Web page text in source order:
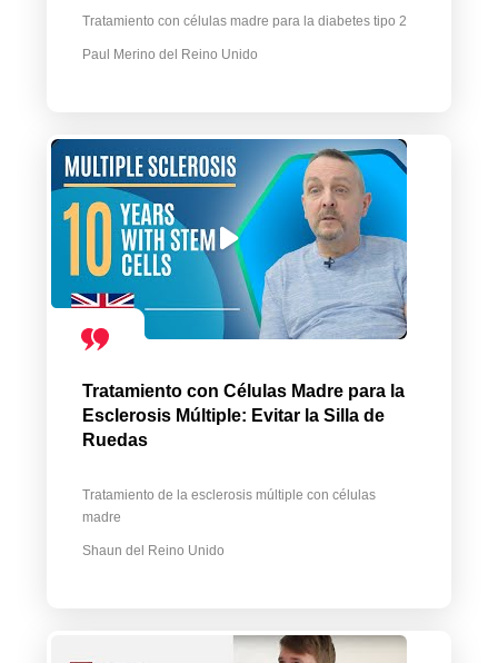
Tratamiento con células madre para la diabetes tipo 2
Paul Merino del Reino Unido
Tratamiento con Células Madre para la
Esclerosis Múltiple: Evitar la Silla de
Ruedas
Tratamiento de la esclerosis múltiple con células
madre
Shaun del Reino Unido